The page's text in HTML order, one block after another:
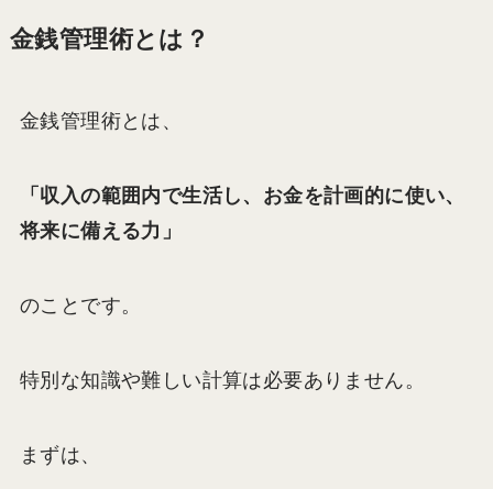
金銭管理術とは？
金銭管理術とは、
「収入の範囲内で生活し、お金を計画的に使い、
将来に備える力」
のことです。
特別な知識や難しい計算は必要ありません。
まずは、